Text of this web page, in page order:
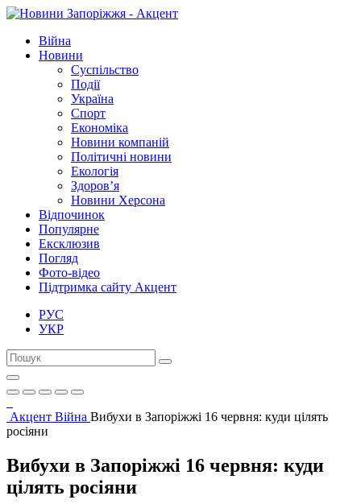
Війна
Новини
Суспільство
Події
Україна
Спорт
Економіка
Новини компаній
Політичні новини
Екологія
Здоров’я
Новини Херсона
Відпочинок
Популярне
Ексклюзив
Погляд
Фото-відео
Підтримка сайту Акцент
РУС
УКР
Акцент Війна Вибухи в Запоріжжі 16 червня: куди цілять
росіяни
Вибухи в Запоріжжі 16 червня: куди
цілять росіяни